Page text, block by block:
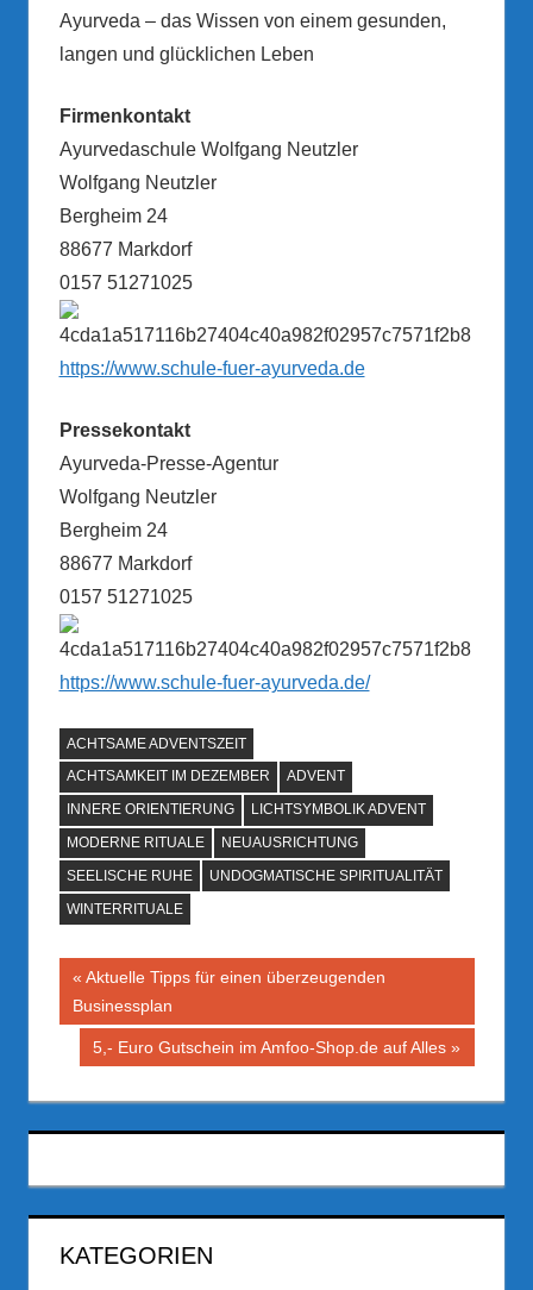
Ayurveda – das Wissen von einem gesunden,
langen und glücklichen Leben
Firmenkontakt
Ayurvedaschule Wolfgang Neutzler
Wolfgang Neutzler
Bergheim 24
88677 Markdorf
0157 51271025
https://www.schule-fuer-ayurveda.de
Pressekontakt
Ayurveda-Presse-Agentur
Wolfgang Neutzler
Bergheim 24
88677 Markdorf
0157 51271025
https://www.schule-fuer-ayurveda.de/
ACHTSAME ADVENTSZEIT
ACHTSAMKEIT IM DEZEMBER
ADVENT
INNERE ORIENTIERUNG
LICHTSYMBOLIK ADVENT
MODERNE RITUALE
NEUAUSRICHTUNG
SEELISCHE RUHE
UNDOGMATISCHE SPIRITUALITÄT
WINTERRITUALE
Beitragsnavigation
Vorheriger
Beitrag:
Aktuelle Tipps für einen überzeugenden
Businessplan
Nächster
5,- Euro Gutschein im Amfoo-Shop.de auf Alles
KATEGORIEN